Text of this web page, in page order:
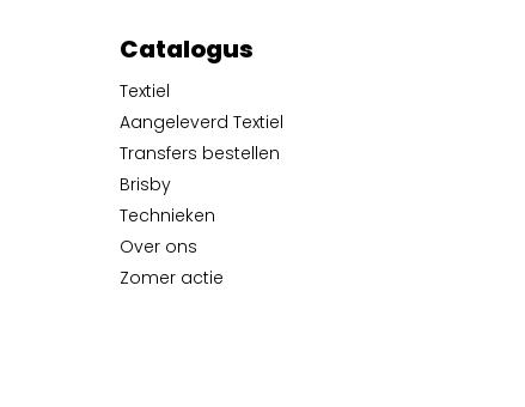
Catalogus
Textiel
Aangeleverd Textiel
Transfers bestellen
Brisby
Technieken
Over ons
Zomer actie